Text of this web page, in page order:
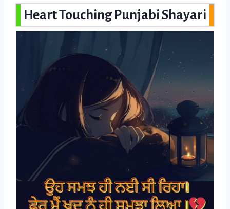
Heart Touching Punjabi Shayari